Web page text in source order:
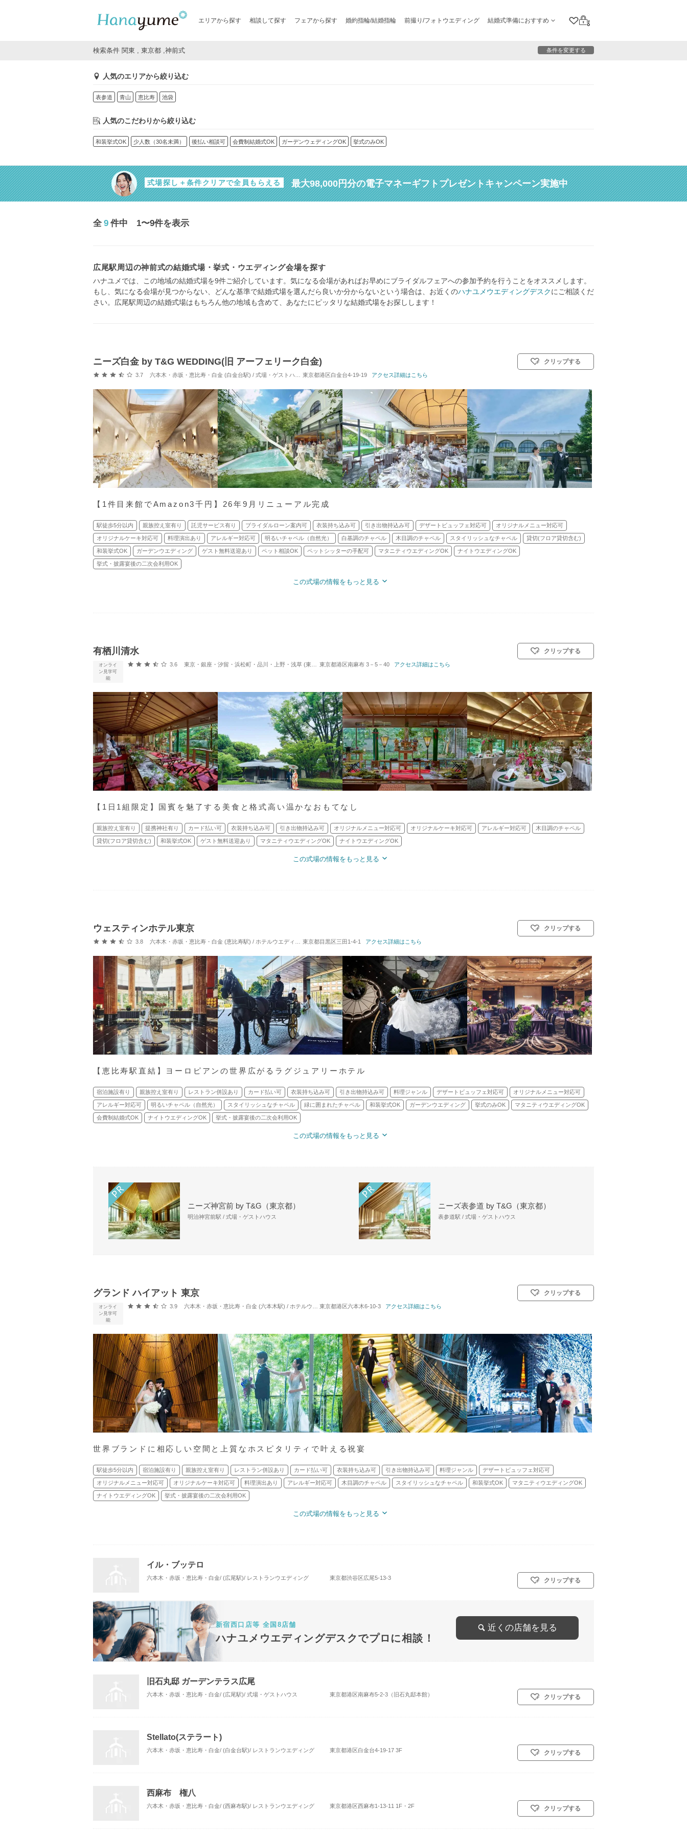
エリアから探す 相談して探す フェアから探す 婚約指輪/結婚指輪 前撮り/フォトウエディング 結婚式準備におすすめ
クリップリスト
ログイン
検索条件 関東 , 東京都 ,神前式 条件を変更する
人気のエリアから絞り込む
表参道 青山 恵比寿 池袋
人気のこだわりから絞り込む
和装挙式OK 少人数（30名未満） 後払い相談可 会費制結婚式OK ガーデンウェディングOK 挙式のみOK
式場探し＋条件クリアで全員もらえる 最大98,000円分の電子マネーギフトプレゼントキャンペーン実施中
全 9 件中 1〜9件を表示
広尾駅周辺の神前式の結婚式場・挙式・ウエディング会場を探す
ハナユメでは、この地域の結婚式場を9件ご紹介しています。気になる会場があればお早めにブライダルフェアへの参加予約を行うことをオススメします。
もし、気になる会場が見つからない、どんな基準で結婚式場を選んだら良いか分からないという場合は、お近くのハナユメウエディングデスクにご相談くだ
さい。広尾駅周辺の結婚式場はもちろん他の地域も含めて、あなたにピッタリな結婚式場をお探しします！
ニーズ白金 by T&G WEDDING(旧 アーフェリーク白金)
口コミ評価
3.7 六本木・赤坂・恵比寿・白金 (白金台駅) / 式場・ゲストハウス 対応人数: 着席：40名 ～ 152名 挙式スタイル: 教会式(キリスト教式)／神前式／人前式／仏前式／和装人前式
東京都港区白金台4-19-19 アクセス詳細はこちら
クリップする
【1件目来館でAmazon3千円】26年9月リニューアル完成
駅徒歩5分以内 親族控え室有り 託児サービス有り ブライダルローン案内可 衣装持ち込み可 引き出物持込み可 デザートビュッフェ対応可 オリジナルメニュー対応可
オリジナルケーキ対応可 料理演出あり アレルギー対応可 明るいチャペル（自然光） 白基調のチャペル 木目調のチャペル スタイリッシュなチャペル 貸切(フロア貸切含む)
和装挙式OK ガーデンウエディング ゲスト無料送迎あり ペット相談OK ペットシッターの手配可 マタニティウエディングOK ナイトウエディングOK
挙式・披露宴後の二次会利用OK
この式場の情報をもっと見る
有栖川清水
オンライ
ン見学可
能
口コミ評価
3.6 東京・銀座・汐留・浜松町・品川・上野・浅草 (東京メトロ日比谷線 広尾駅) / 料亭 対応人数: 着席：30名 ～ 90名
東京都港区南麻布 3－5－40 アクセス詳細はこちら
クリップする
【1日1組限定】国賓を魅了する美食と格式高い温かなおもてなし
親族控え室有り 提携神社有り カード払い可 衣装持ち込み可 引き出物持込み可 オリジナルメニュー対応可 オリジナルケーキ対応可 アレルギー対応可 木目調のチャペル
貸切(フロア貸切含む) 和装挙式OK ゲスト無料送迎あり マタニティウエディングOK ナイトウエディングOK
この式場の情報をもっと見る
ウェスティンホテル東京
口コミ評価
3.8 六本木・赤坂・恵比寿・白金 (恵比寿駅) / ホテルウエディング 対応人数: 着席：6名 ～ 480名 挙式スタイル: 教会式(キリスト教式)／神前式／人前式
東京都目黒区三田1-4-1 アクセス詳細はこちら
クリップする
【恵比寿駅直結】ヨーロピアンの世界広がるラグジュアリーホテル
宿泊施設有り 親族控え室有り レストラン併設あり カード払い可 衣装持ち込み可 引き出物持込み可 料理ジャンル デザートビュッフェ対応可 オリジナルメニュー対応可
アレルギー対応可 明るいチャペル（自然光） スタイリッシュなチャペル 緑に囲まれたチャペル 和装挙式OK ガーデンウエディング 挙式のみOK マタニティウエディングOK
会費制結婚式OK ナイトウエディングOK 挙式・披露宴後の二次会利用OK
この式場の情報をもっと見る
ニーズ神宮前 by T&G（東京都）
明治神宮前駅 / 式場・ゲストハウス
ニーズ表参道 by T&G（東京都）
表参道駅 / 式場・ゲストハウス
グランド ハイアット 東京
オンライ
ン見学可
能
口コミ評価
3.9 六本木・赤坂・恵比寿・白金 (六本木駅) / ホテルウエディング 対応人数: 着席：40名 ～ 570名 挙式スタイル: 教会式(キリスト教式)／神前式／人前式
東京都港区六本木6-10-3 アクセス詳細はこちら
クリップする
世界ブランドに相応しい空間と上質なホスピタリティで叶える祝宴
駅徒歩5分以内 宿泊施設有り 親族控え室有り レストラン併設あり カード払い可 衣装持ち込み可 引き出物持込み可 料理ジャンル デザートビュッフェ対応可
オリジナルメニュー対応可 オリジナルケーキ対応可 料理演出あり アレルギー対応可 木目調のチャペル スタイリッシュなチャペル 和装挙式OK マタニティウエディングOK
ナイトウエディングOK 挙式・披露宴後の二次会利用OK
この式場の情報をもっと見る
イル・ブッテロ
六本木・赤坂・恵比寿・白金/ (広尾駅)/ レストランウエディング 東京都渋谷区広尾5-13-3 クリップする
新宿西口店等 全国8店舗
ハナユメウエディングデスクでプロに相談！
近くの店舗を見る
旧石丸邸 ガーデンテラス広尾
六本木・赤坂・恵比寿・白金/ (広尾駅)/ 式場・ゲストハウス 東京都港区南麻布5-2-3（旧石丸邸本館） クリップする
Stellato(ステラート)
六本木・赤坂・恵比寿・白金/ (白金台駅)/ レストランウエディング 東京都港区白金台4-19-17 3F クリップする
西麻布 権八
六本木・赤坂・恵比寿・白金/ (西麻布駅)/ レストランウエディング 東京都港区西麻布1-13-11 1F・2F クリップする